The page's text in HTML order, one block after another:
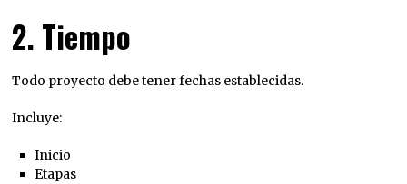
2. Tiempo
Todo proyecto debe tener fechas establecidas.
Incluye:
Inicio
Etapas